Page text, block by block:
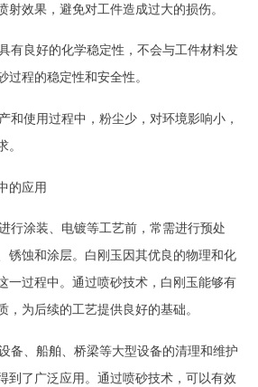
射效果，避免对工件造成过大的损伤。
有良好的化学稳定性，不会与工件材料发
过程的稳定性和安全性。
和使用过程中，粉尘少，对环境影响小，
。
的应用
行涂装、电镀等工艺前，常需进行预处
锈蚀和涂层。白刚玉因其优良的物理和化
一过程中。通过喷砂技术，白刚玉能够有
，为后续的工艺提供良好的基础。
备、船舶、桥梁等大型设备的清理和维护
到了广泛应用。通过喷砂技术，可以有效